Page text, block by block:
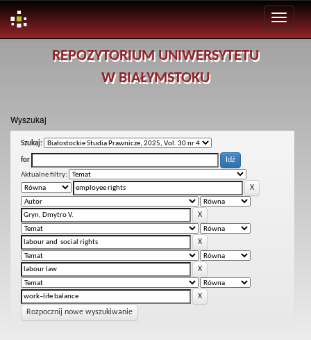
REPOZYTORIUM UNIWERSYTETU
W BIAŁYMSTOKU
Wyszukaj
Szukaj:
for
Aktualne filtry:
Rozpocznij nowe wyszukiwanie